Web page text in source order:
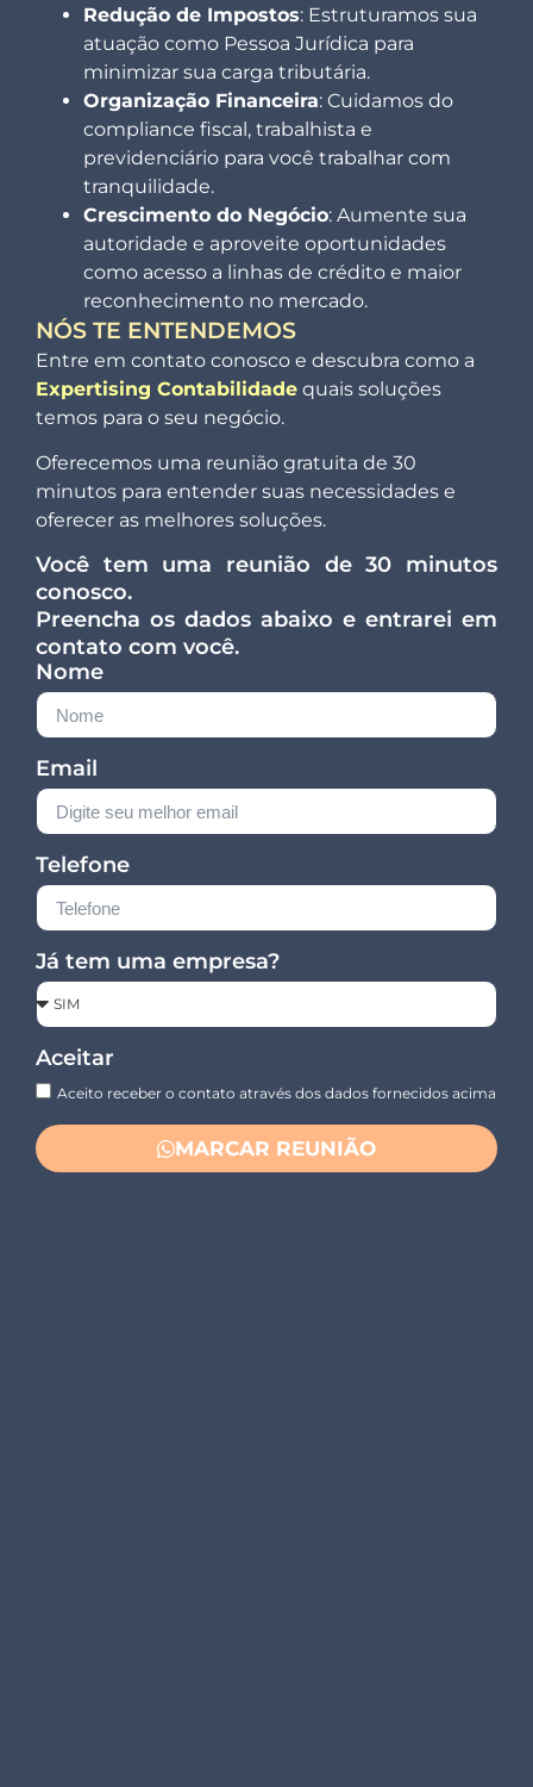
Você tem uma reunião de 30 minutos
conosco.
Preencha os dados abaixo e entrarei em
contato com você.
Nome
Email
Telefone
Já tem uma empresa?
Aceitar
Aceito receber o contato através dos dados fornecidos acima
MARCAR REUNIÃO
Redução de Impostos: Estruturamos sua
atuação como Pessoa Jurídica para
minimizar sua carga tributária.
Organização Financeira: Cuidamos do
compliance fiscal, trabalhista e
previdenciário para você trabalhar com
tranquilidade.
Crescimento do Negócio: Aumente sua
autoridade e aproveite oportunidades
como acesso a linhas de crédito e maior
reconhecimento no mercado.
NÓS TE ENTENDEMOS
Entre em contato conosco e descubra como a
Expertising Contabilidade quais soluções
temos para o seu negócio.
Oferecemos uma reunião gratuita de 30
minutos para entender suas necessidades e
oferecer as melhores soluções.